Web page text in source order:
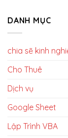
DANH MỤC
chia sẽ kinh
Cho Thuê
Dịch vụ
Google Sheet
Lập Trình VBA